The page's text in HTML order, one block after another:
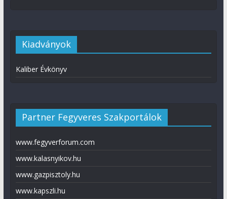
Kiadványok
Kaliber Évkönyv
Partner Fegyveres Szakportálok
www.fegyverforum.com
www.kalasnyikov.hu
www.gazpisztoly.hu
www.kapszli.hu